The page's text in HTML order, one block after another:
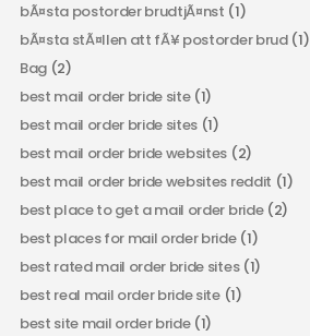
bÃ¤sta postorder brudtjÃ¤nst (1)
bÃ¤sta stÃ¤llen att fÃ¥ postorder brud(1)
Bag(2)
best mail order bride site(1)
best mail order bride sites (1)
best mail order bride websites (2)
best mail order bride websites reddit (1)
best place to get a mail order bride(2)
best places for mail order bride(1)
best rated mail order bride sites(1)
best real mail order bride site(1)
best site mail order bride(1)